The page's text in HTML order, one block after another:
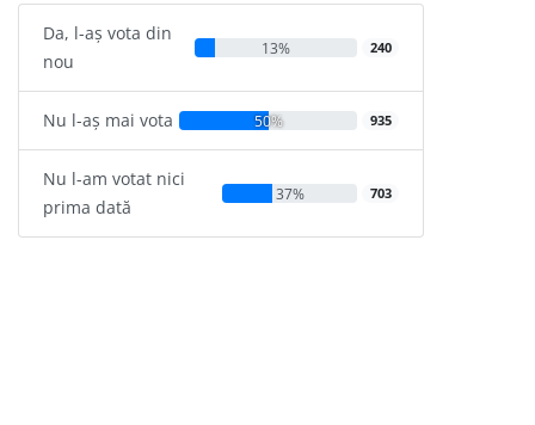
Da, l-aș vota din
nou
13% 240
Nu l-aș mai vota 50% 935
Nu l-am votat nici
prima dată
37% 703